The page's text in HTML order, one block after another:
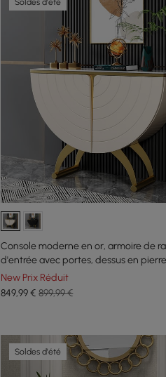
Console moderne en or, armoire de
d'entrée avec portes, dessus en
New Prix Réduit
849,99€ 899,99 €
Soldes d'été